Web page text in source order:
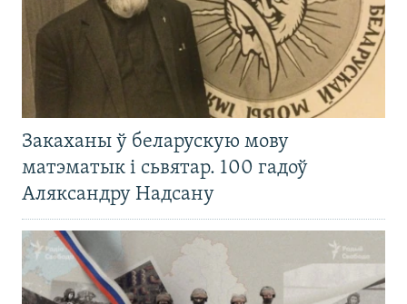
Закаханы ў беларускую мову
матэматык і сьвятар. 100 гадоў
Аляксандру Надсану